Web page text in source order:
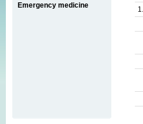
Emergency medicine
1.